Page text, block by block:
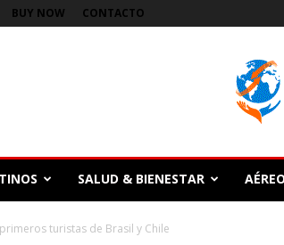
BUY NOW CONTACTO
SALUD & BIENESTAR
turistas de Brasil y Chile